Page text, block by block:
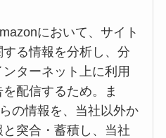
において、サイト
る情報を分析し、分
ターネット上に利用
配信するため。ま
の情報を、当社以外か
突合・蓄積し、当社